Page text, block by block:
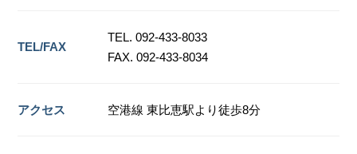
TEL/FAX
TEL. 092-433-8033
FAX. 092-433-8034
アクセス 空港線 東比恵駅より徒歩8分